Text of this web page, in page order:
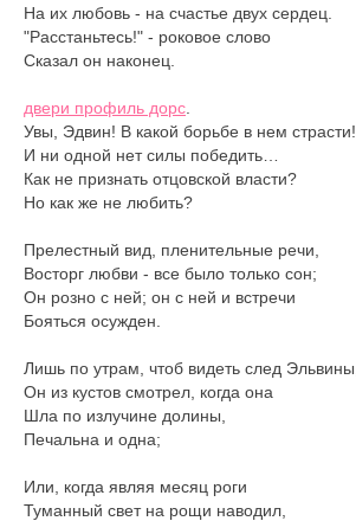
На их любовь - на счастье двух сердец.
"Расстаньтесь!" - роковое слово
Сказал он наконец.
двери профиль дорс
Увы, Эдвин! В какой борьбе в нем страсти!
И ни одной нет силы победить…
Как не признать отцовской власти?
Но как же не любить?
Прелестный вид, пленительные речи,
Восторг любви - все было только сон;
Он розно с ней; он с ней и встречи
Бояться осужден.
Лишь по утрам, чтоб видеть след Эльвины,
Он из кустов смотрел, когда она
Шла по излучине долины,
Печальна и одна;
Или, когда являя месяц роги
Туманный свет на рощи наводил,